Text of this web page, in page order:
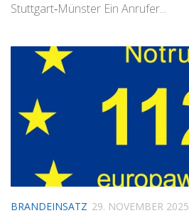
Stuttgart‐Münster Ein Anrufer...
BRANDEINSATZ 29. NOVEMBER 2025